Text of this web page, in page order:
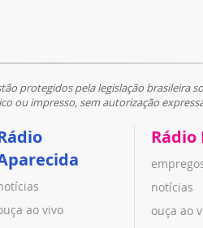
protegidos pela legislação brasileira
impresso, sem autorização
ao vivo
Rádio
notícias
ouça ao